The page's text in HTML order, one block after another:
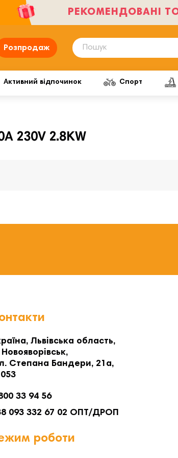
РЕКОМЕНДОВАНІ
Розпродаж
Активний відпочинок Спорт
230V 2.8KW
Львівська область,
Степана Бандери, 21а,
33 94 56
093 332 67 02 ОПТ/ДРОП
роботи